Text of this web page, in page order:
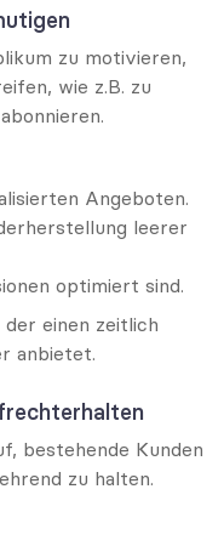
zu motivieren,
wie z.B. zu
Angeboten.
leerer
optimiert sind.
einen zeitlich
anbietet.
bestehende Kunden
zu halten.